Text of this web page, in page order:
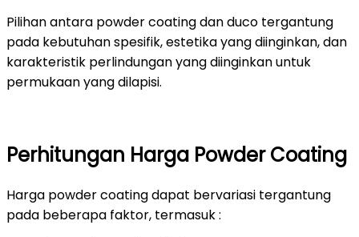
Pilihan antara powder coating dan duco tergantung
pada kebutuhan spesifik, estetika yang diinginkan, dan
karakteristik perlindungan yang diinginkan untuk
permukaan yang dilapisi.
Perhitungan Harga Powder Coating
Harga powder coating dapat bervariasi tergantung
pada beberapa faktor, termasuk :